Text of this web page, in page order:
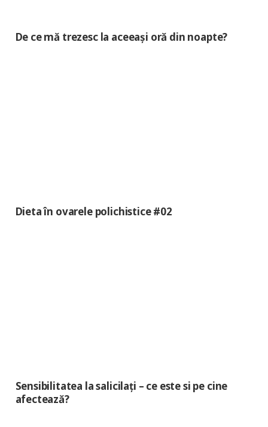
De ce mă trezesc la aceeași oră din noapte?
Dieta în ovarele polichistice #02
Sensibilitatea la salicilați – ce este si pe cine
afectează?